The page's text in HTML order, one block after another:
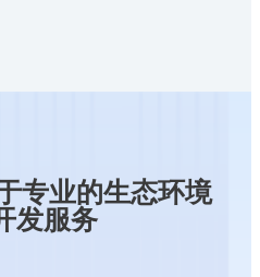
专业的生态环境
发服务